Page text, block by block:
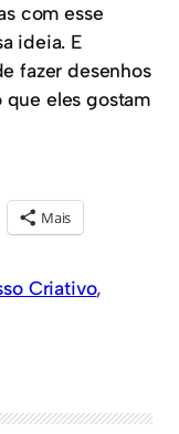
com esse
ideia. E
fazer desenhos
que eles gostam
Mais
Criativo